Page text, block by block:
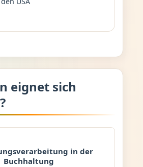
eignet sich
in der
Buchhaltung